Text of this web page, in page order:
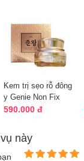
Kem trị sẹo rỗ đông
y Genie Non Fix
Skin Hàn Quốc hũ
590.000 đ
này